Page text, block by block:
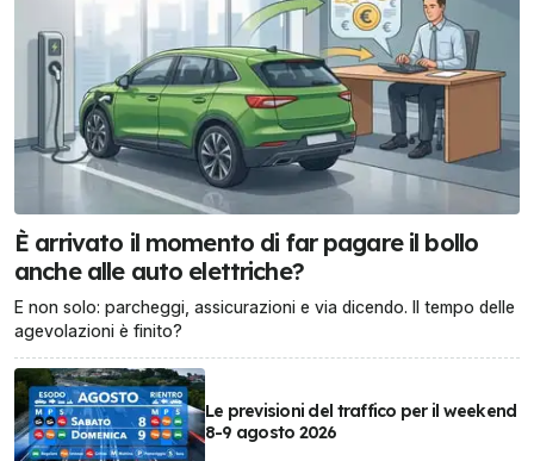
È arrivato il momento di far pagare il bollo
anche alle auto elettriche?
E non solo: parcheggi, assicurazioni e via dicendo. Il tempo delle
agevolazioni è finito?
Le previsioni del traffico per il weekend
8-9 agosto 2026